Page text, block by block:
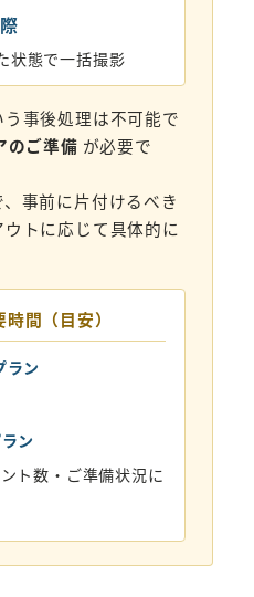
状態で一括撮影
事後処理は不可能で
のご準備 が必要で
事前に片付けるべき
トに応じて具体的に
間（目安）
ン
ン
ト数・ご準備状況に